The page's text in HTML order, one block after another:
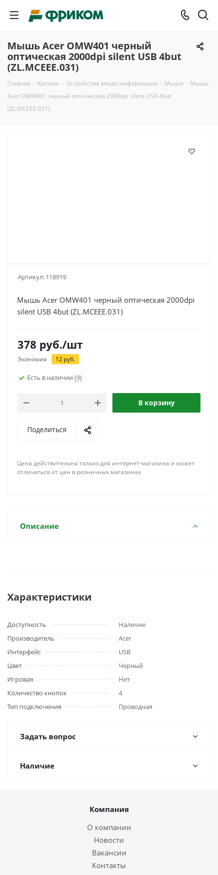
Мышь Acer OMW401 черный
оптическая 2000dpi silent USB 4but
(ZL.MCEEE.031)
Главная - Каталог - Устройства ввода информации - Мыши - Мышь
Acer OMW401 черный оптическая 2000dpi silent USB 4but
(ZL.MCEEE.031)
Артикул: 118919
Мышь Acer OMW401 черный оптическая 2000dpi
silent USB 4but (ZL.MCEEE.031)
378 руб./шт
Экономия 12 руб.
Есть в наличии (9)
В корзину
Поделиться
Цена действительна только для интернет-магазина и может
отличаться от цен в розничных магазинах
Описание
Характеристики
Доступность
Наличие
Производитель
Acer
Интерфейс
USB
Цвет
Черный
Игровая
Нет
Количество кнопок
4
Тип подключения
Проводная
Задать вопрос
Наличие
Компания
О компании
Новости
Вакансии
Контакты